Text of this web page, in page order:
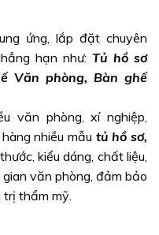
ứng, lắp đặt chuyên
hạn như: Tủ hồ sơ
Văn phòng, Bàn ghế
văn phòng, xí nghiệp,
nhiều mẫu tủ hồ sơ,
kiểu dáng, chất liệu,
văn phòng, đảm bảo
trị thẩm mỹ.